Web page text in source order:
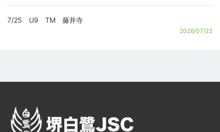
7/25 U9 TM 藤井寺
2026/07/23